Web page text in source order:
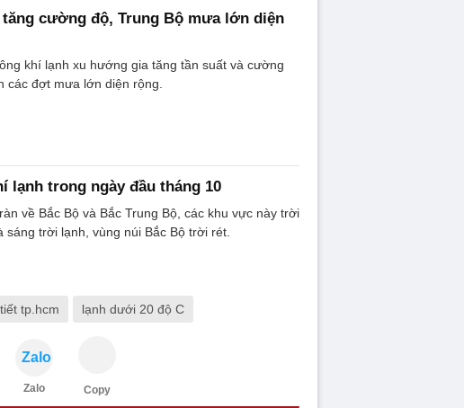
cường độ, Trung Bộ mưa lớn diện
khí lạnh xu hướng gia tăng tần suất và cường
các đợt mưa lớn diện rộng.
lạnh trong ngày đầu tháng 10
về Bắc Bộ và Bắc Trung Bộ, các khu vực này trời
trời lạnh, vùng núi Bắc Bộ trời rét.
tp.hcm lạnh dưới 20 độ C
Zalo
Zalo Copy